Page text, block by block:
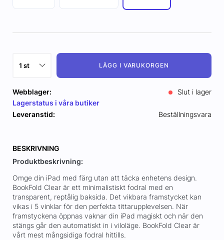
LÄGG I VARUKORGEN
Webblager:
Slut i lager
Lagerstatus i våra butiker
Leveranstid:
Beställningsvara
BESKRIVNING
Produktbeskrivning:
Omge din iPad med färg utan att täcka enhetens design.
BookFold Clear är ett minimalistiskt fodral med en
transparent, reptålig baksida. Det vikbara framstycket kan
vikas i 5 vinklar för den perfekta tittarupplevelsen. När
framstyckena öppnas vaknar din iPad magiskt och när den
stängs går den automatiskt in i viloläge. BookFold Clear är
vårt mest mångsidiga fodral hittills.